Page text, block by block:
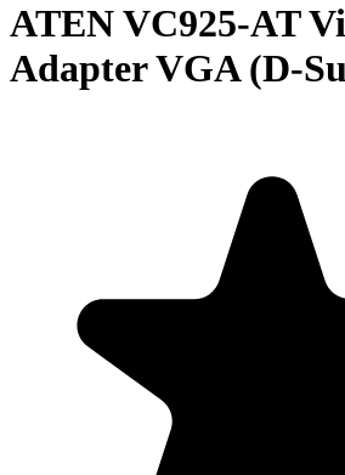
ATEN VC925-AT
Adapter VGA (D-